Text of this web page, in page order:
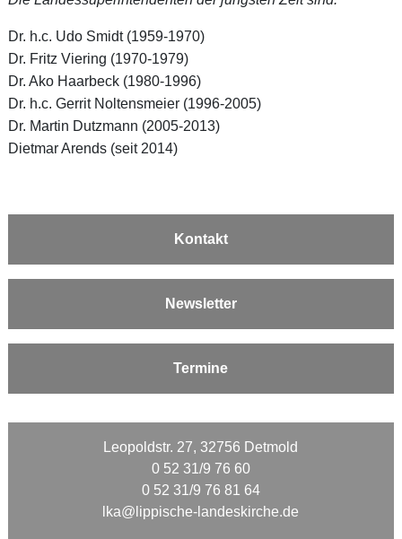
Dr. h.c. Udo Smidt (1959-1970)
Dr. Fritz Viering (1970-1979)
Dr. Ako Haarbeck (1980-1996)
Dr. h.c. Gerrit Noltensmeier (1996-2005)
Dr. Martin Dutzmann (2005-2013)
Dietmar Arends (seit 2014)
Kontakt
Newsletter
Termine
Leopoldstr. 27, 32756 Detmold
0 52 31/9 76 60
0 52 31/9 76 81 64
lka@lippische-landeskirche.de